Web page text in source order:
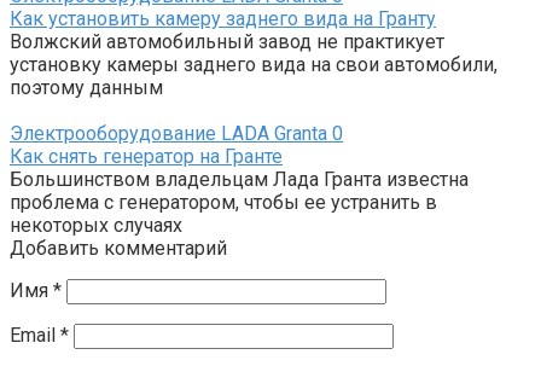
Как установить камеру заднего вида на Гранту
Волжский автомобильный завод не практикует
установку камеры заднего вида на свои автомобили,
поэтому данным
Электрооборудование LADA Granta 0
Как снять генератор на Гранте
Большинством владельцам Лада Гранта известна
проблема с генератором, чтобы ее устранить в
некоторых случаях
Добавить комментарий
Имя *
Email *